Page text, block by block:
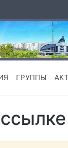
ГРУППЫ